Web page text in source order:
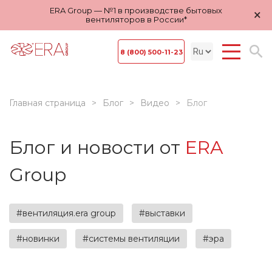
ERA Group — №1 в производстве бытовых
вентиляторов в России*
×
8 (800) 500-11-23
Главная страница Блог Видео Блог
Блог и новости от ERA
Group
#вентиляция.era group #выставки
#новинки #системы вентиляции #эра